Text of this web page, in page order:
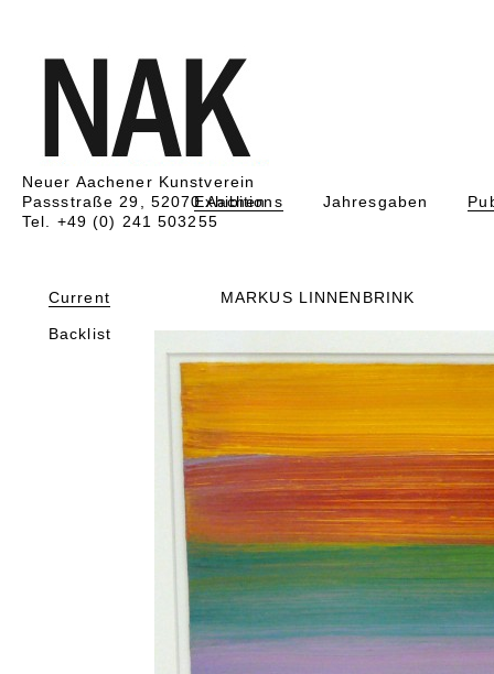
Neuer Aachener Kunstverein
Passstraße 29, 52070 Aachen
Tel. +49 (0) 241 503255
Exhibitions Jahresgaben
Current
Backlist
MARKUS LINNENBRINK